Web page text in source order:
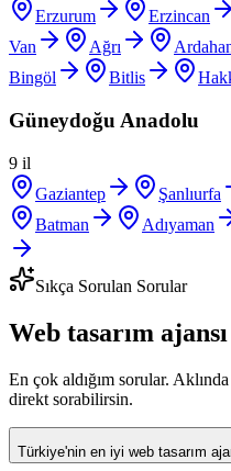
Erzurum
Erzincan
Van
Ağrı
Bingöl
Bitlis
Güneydoğu Anadolu
9 il
Gaziantep
Şanlıurfa
Batman
Adıyaman
Sıkça Sorulan Sorular
Web tasarım
En çok aldığım sorular.
direkt sorabilirsin.
Türkiye'nin en iyi web tasarım